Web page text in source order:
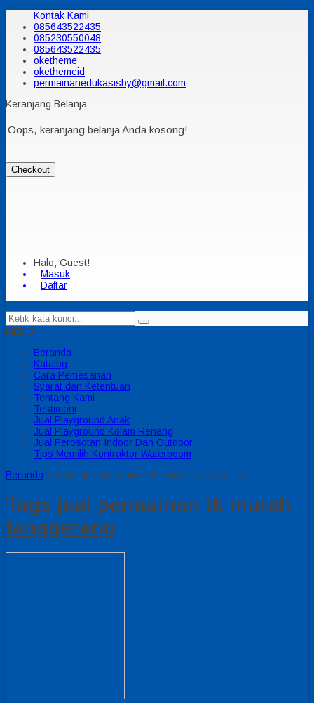
Kontak Kami
085643522435
085230550048
085643522435
oketheme
okethemeid
permainanedukasisby@gmail.com
Keranjang Belanja
Oops, keranjang belanja Anda kosong!
Checkout
Halo, Guest!
Masuk
Daftar
MENU
Beranda
Katalog
Cara Pemesanan
Syarat dan Ketentuan
Tentang Kami
Testimoni
Jual Playground Anak
Jual Playground Kolam Renang
Jual Perosotan Indoor Dan Outdoor
Tips Memilih Kontraktor Waterboom
Beranda » Tags "jual permainan tk murah tanggerang"
Tags jual permainan tk murah
tanggerang